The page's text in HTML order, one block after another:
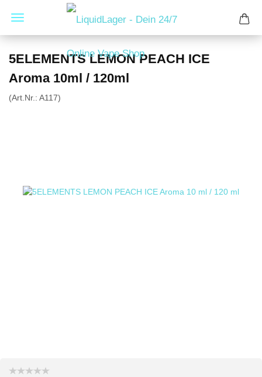
5ELEMENTS LEMON PEACH ICE
Aroma 10ml / 120ml
(Art.Nr.: A117)